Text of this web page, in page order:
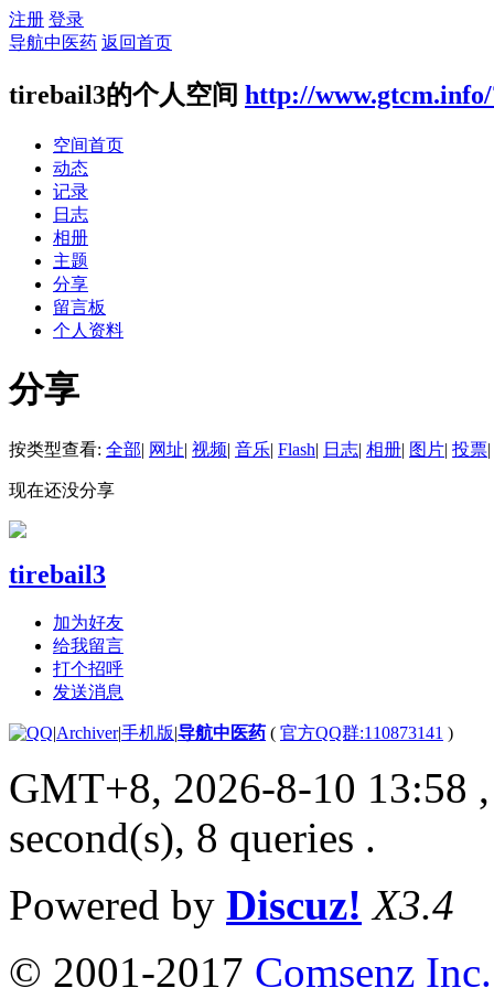
注册 登录
导航中医药 返回首页
tirebail3的个人空间 http://www.gtcm.info/
空间首页
动态
记录
日志
相册
主题
分享
留言板
个人资料
分享
按类型查看: 全部| 网址| 视频| 音乐| Flash| 日志| 相册| 图片| 投票|
现在还没分享
tirebail3
加为好友
给我留言
打个招呼
发送消息
|Archiver|手机版|导航中医药 ( 官方QQ群:110873141 )
GMT+8, 2026-8-10 13:58
second(s), 8 queries .
Powered by Discuz! X3.4
© 2001-2017 Comsenz Inc.